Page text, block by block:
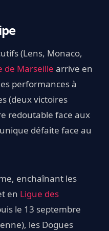
(Lens, Monaco,
de Marseille arrive en
performances à
(deux victoires
redoutable face aux
défaite face au
enchaînant les
en Ligue des
le 13 septembre
les Dogues